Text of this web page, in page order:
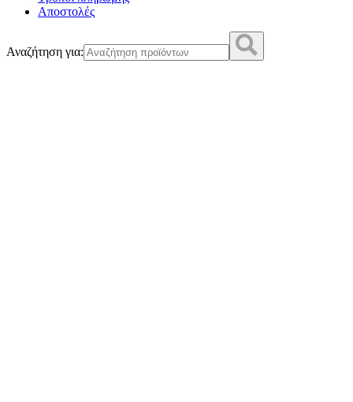
Αποστολές
Αναζήτηση για: